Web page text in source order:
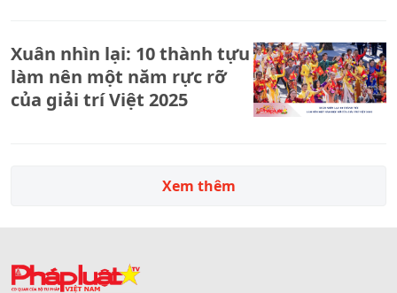
Xuân nhìn lại: 10 thành tựu
làm nên một năm rực rỡ
của giải trí Việt 2025
Xem thêm